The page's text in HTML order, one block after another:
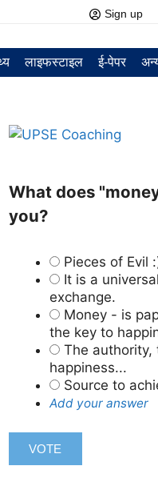
Sign up
लाइफस्टाइल ई-पेपर
What does
you?
Pieces of Evil
It is a
exchange.
Money - is
the key to
The authority,
happiness...
Source to
Add your answer